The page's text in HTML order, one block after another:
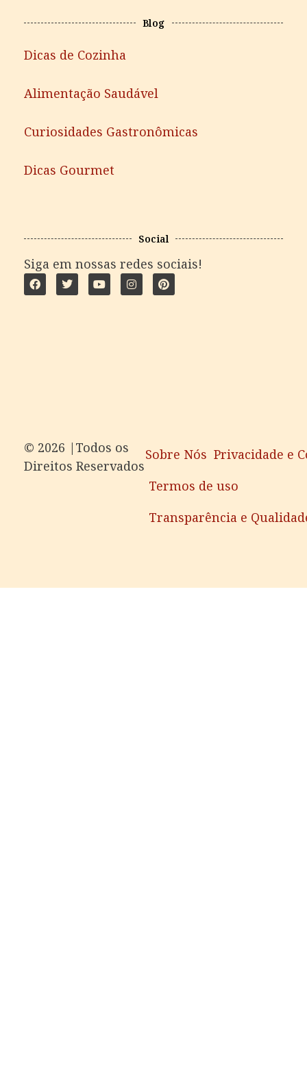
Blog
Dicas de Cozinha
Alimentação Saudável
Curiosidades Gastronômicas
Dicas Gourmet
Social
Siga em nossas redes sociais!
©️ 2026 |Todos os
Direitos Reservados
Sobre Nós Privacidade e
Termos de uso
Transparência e